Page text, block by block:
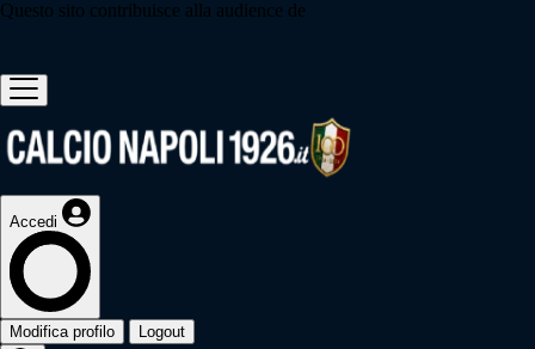
Questo sito contribuisce alla audience de
Accedi
Modifica profilo Logout